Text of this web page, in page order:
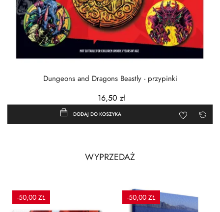
Dungeons and Dragons Beastly - przypinki
16,50 zł
DODAJ DO KOSZYKA
WYPRZEDAŻ
-50,00 ZŁ -50,00 ZŁ